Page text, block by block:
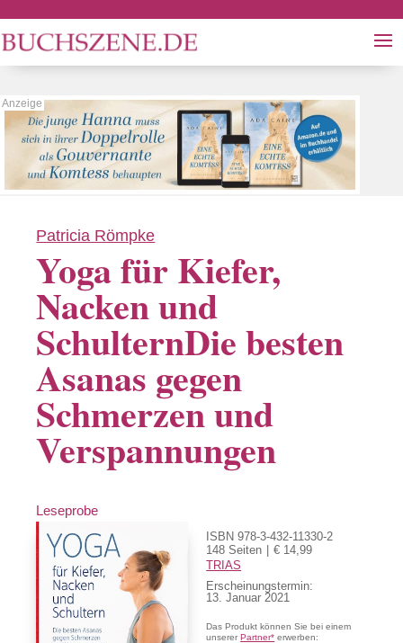
Patricia Römpke
Yoga für Kiefer,
Nacken und
SchulternDie besten
Asanas gegen
Schmerzen und
Verspannungen
Leseprobe
ISBN 978-3-432-11330-2
148 Seiten
€ 14,99
TRIAS
Erscheinungstermin:
13. Januar 2021
Das Produkt können Sie bei einem
unsererPartner* erwerben: